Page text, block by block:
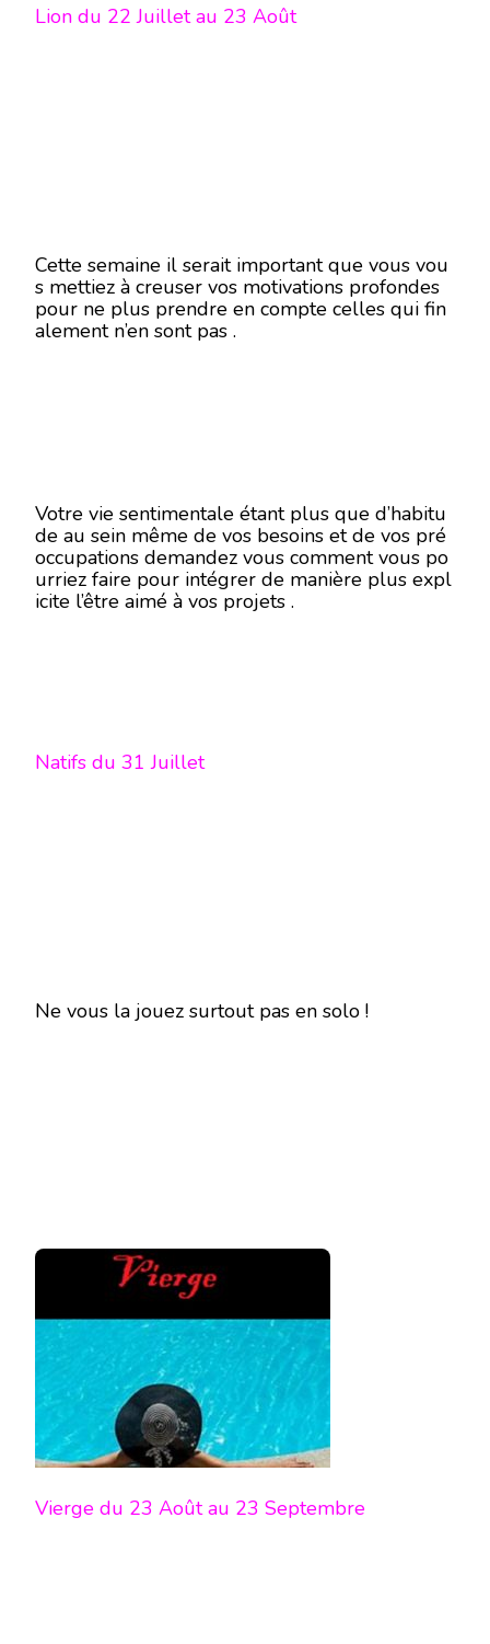
Lion du 22 Juillet au 23 Août
Cette semaine il serait important que vous vou
s mettiez à creuser vos motivations profondes
pour ne plus prendre en compte celles qui fin
alement n’en sont pas .
Votre vie sentimentale étant plus que d’habitu
de au sein même de vos besoins et de vos pré
occupations demandez vous comment vous po
urriez faire pour intégrer de manière plus expl
icite l’être aimé à vos projets .
Natifs du 31 Juillet
Ne vous la jouez surtout pas en solo !
Vierge du 23 Août au 23 Septembre